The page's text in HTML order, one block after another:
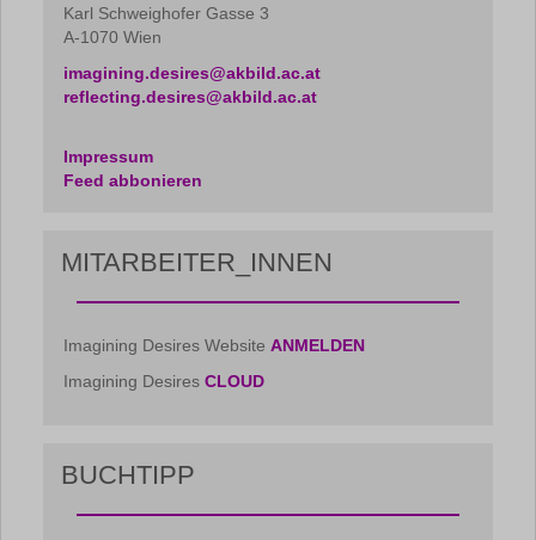
Karl Schweighofer Gasse 3
A-1070 Wien
imagining.desires@akbild.ac.at
reflecting.desires@akbild.ac.at
Impressum
Feed abbonieren
MITARBEITER_INNEN
Imagining Desires Website ANMELDEN
Imagining Desires CLOUD
BUCHTIPP